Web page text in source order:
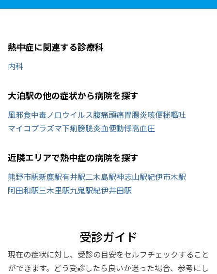
熱中症に関連する診療科
内科
大泊駅の他の症状から病院を探す
風邪食中毒ノロウイルス腹痛頭痛胃腸炎咳便秘嘔吐
マイコプラズマ下痢膀胱炎血便動悸高血圧
近隣エリアで熱中症の病院を探す
熊野市駅新鹿駅有井駅二木島駅神志山駅紀伊市木駅
阿田和駅三木里駅九鬼駅紀伊井田駅
受診ガイド
現在の症状に対し、受診の目安をセルフチェックすること
ができます。どう受診したら良いか迷った場合、参考にし